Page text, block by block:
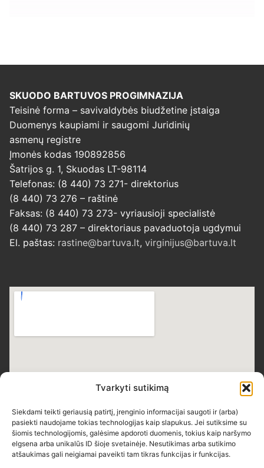
Tvarkyti sutikimą
Siekdami teikti geriausią patirtį, įrenginio informacijai saugoti ir (arba)
pasiekti naudojame tokias technologijas kaip slapukus. Jei sutiksime su
šiomis technologijomis, galėsime apdoroti duomenis, tokius kaip naršymo
elgsena arba unikalūs ID šioje svetainėje. Nesutikimas arba sutikimo
atšaukimas gali neigiamai paveikti tam tikras funkcijas ir funkcijas.
SKUODO BARTUVOS PROGIMNAZIJA
Teisinė forma – savivaldybės biudžetine įstaiga
Duomenys kaupiami ir saugomi Juridinių
asmenų registre
Įmonės kodas 190892856
Šatrijos g. 1, Skuodas LT-98114
Telefonas: (8 440) 73 271- direktorius
(8 440) 73 276 – raštinė
Faksas: (8 440) 73 273- vyriausioji specialistė
(8 440) 73 287 – direktoriaus pavaduotoja ugdymui
El. paštas: rastine@bartuva.lt, virginijus@bartuva.lt